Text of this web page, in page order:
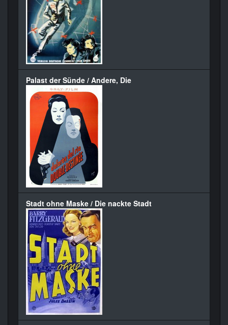
Palast der Sünde / Andere, Die
Stadt ohne Maske / Die nackte Stadt